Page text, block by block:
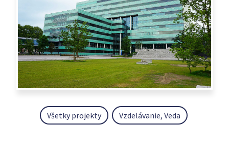
Všetky projekty Vzdelávanie, Veda